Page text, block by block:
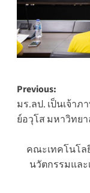
Post
Previous:
มร.ลป. เป็นเจ้า
ย์อวุโส มหาวิทย
คณะเทคโนโล
นวัตกรรมแล